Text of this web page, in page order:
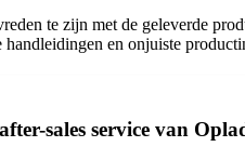
te zijn met de geleverde
en onjuiste
sales service van